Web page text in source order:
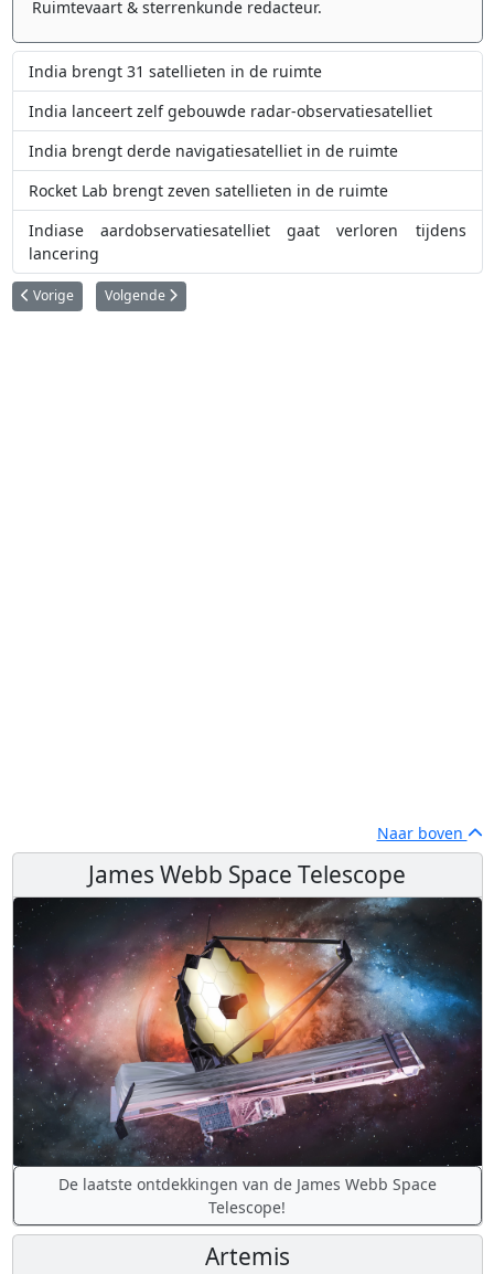
Ruimtevaart & sterrenkunde redacteur.
India brengt 31 satellieten in de ruimte
India lanceert zelf gebouwde radar-observatiesatelliet
India brengt derde navigatiesatelliet in de ruimte
Rocket Lab brengt zeven satellieten in de ruimte
Indiase aardobservatiesatelliet gaat verloren tijdens
lancering
Vorig artikel: Rocket Lab maakt plannen bekend voor nieuwe raket
Vorige Volgende artikel: Volg LIVE de lancering van het Starship
Volgende
Naar boven
James Webb Space Telescope
De laatste ontdekkingen van de James Webb Space
Telescope!
Artemis